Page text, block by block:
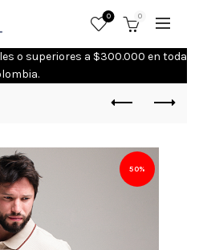
0 0
o superiores a $300.000 en toda
50%